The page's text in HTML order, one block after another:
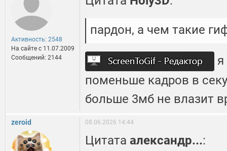
Активность: 2548
На сайте c 11.07.2009
Сообщений: 2144
пардон, а чем такие
я
поменьше кадров в
больше 3мб не влазит
zeroid 08.06.2026 14:44
Цитата александр...: